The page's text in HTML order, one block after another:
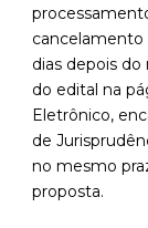
cancelamento
dias depois
do edital na
Eletrônico,
de
no mesmo
proposta.